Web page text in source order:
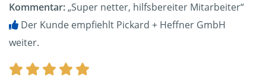
Kommentar:„Super netter, hilfsbereiter Mitarbeiter“
Der Kunde empfiehlt Pickard + Heffner GmbH
weiter.